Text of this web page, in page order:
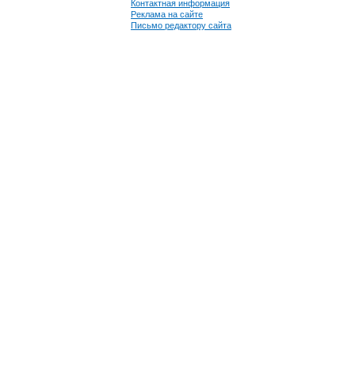
Контактная информация
Реклама на сайте
Письмо редактору сайта